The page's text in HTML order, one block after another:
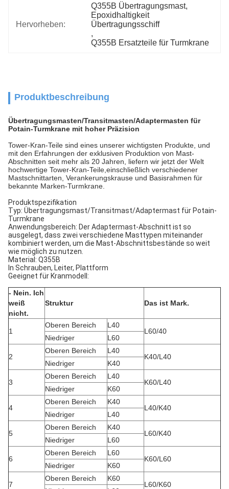
Hervorheben:
Q355B Übertragungsmast,
Epoxidhaltigkeit
Übertragungsschiff
,
Q355B Ersatzteile für Turmkrane
Produktbeschreibung
Übertragungsmasten/Transitmasten/Adaptermasten für
Potain-Turmkrane mit hoher Präzision
Tower-Kran-Teile sind eines unserer wichtigsten Produkte, und
mit den Erfahrungen der exklusiven Produktion von Mast-
Abschnitten seit mehr als 20 Jahren, liefern wir jetzt der Welt
hochwertige Tower-Kran-Teile,einschließlich verschiedener
Mastschnittarten, Verankerungskrause und Basisrahmen für
bekannte Marken-Turmkrane.
Produktspezifikation
Typ: Übertragungsmast/Transitmast/Adaptermast für Potain-
Turmkrane
Anwendungsbereich: Der Adaptermast-Abschnitt ist so
ausgelegt, dass zwei verschiedene Masttypen miteinander
kombiniert werden, um die Mast-Abschnittsbestände so weit
wie möglich zu nutzen.
Material: Q355B
In Schrauben, Leiter, Plattform
Geeignet für Kranmodell:
- Nein. Ich
weiß
nicht.
Struktur Das ist Mark.
1
Oberen Bereich L40
L60/40
Niedriger
L60
2
Oberen Bereich L40
K40/L40
Niedriger
K40
3
Oberen Bereich L40
K60/L40
Niedriger
K60
4
Oberen Bereich K40
L40/K40
Niedriger
L40
5
Oberen Bereich K40
L60/K40
Niedriger
L60
6
Oberen Bereich L60
K60/L60
Niedriger
K60
7
Oberen Bereich K60
L60/K60